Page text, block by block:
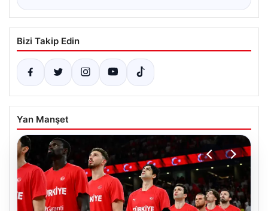
Bizi Takip Edin
Yan Manşet